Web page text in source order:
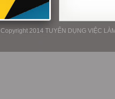
Copyright 2014 TUYỂN DỤNG VIỆC